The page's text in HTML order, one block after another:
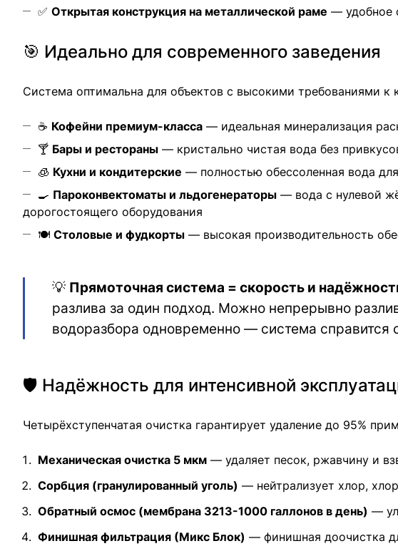
✅ Открытая конструкция на металлической раме — удобное
🎯 Идеально для современного заведения
Система оптимальна для объектов с высокими требованиями к
☕ Кофейни премиум-класса — идеальная минерализация
🍸 Бары и рестораны — кристально чистая вода без
🧊 Кухни и кондитерские — полностью обессоленная вода
🍳 Пароконвектоматы и льдогенераторы — вода с нулевой
дорогостоящего оборудования
🍽️ Столовые и фудкорты — высокая производительность
💡 Прямоточная система = скорость и
разлива за один подход. Можно непрерывно
водоразбора одновременно — система справится
🛡️ Надёжность для интенсивной
Четырёхступенчатая очистка гарантирует удаление до 95%
Механическая очистка 5 мкм — удаляет песок, ржавчину и
Сорбция (гранулированный уголь) — нейтрализует хлор,
Обратный осмос (мембрана 3213-1000 галлонов в день) —
Финишная фильтрация (Микс Блок) — финишная доочистка